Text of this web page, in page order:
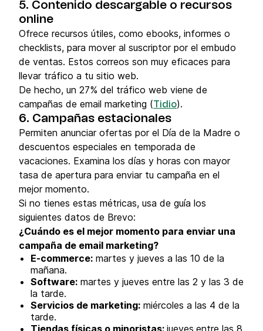
5. Contenido descargable o recursos
online
Ofrece recursos útiles, como ebooks, informes o
checklists, para mover al suscriptor por el embudo
de ventas. Estos correos son muy eficaces para
llevar tráfico a tu sitio web.
De hecho, un 27% del tráfico web viene de
campañas de email marketing (Tidio).
6. Campañas estacionales
Permiten anunciar ofertas por el Día de la Madre o
descuentos especiales en temporada de
vacaciones. Examina los días y horas con mayor
tasa de apertura para enviar tu campaña en el
mejor momento.
Si no tienes estas métricas, usa de guía los
siguientes datos de Brevo:
¿Cuándo es el mejor momento para enviar una
campaña de email marketing?
E-commerce: martes y jueves a las 10 de la
mañana.
Software: martes y jueves entre las 2 y las 3 de
la tarde.
Servicios de marketing: miércoles a las 4 de la
tarde.
Tiendas físicas o minoristas: jueves entre las 8